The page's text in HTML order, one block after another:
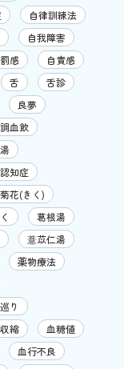
自律訓練法
自我障害
感
自責感
舌
舌診
良夢
血飲
知症
菊花(きく)
葛根湯
薏苡仁湯
薬物療法
り
縮
血糖値
血行不良